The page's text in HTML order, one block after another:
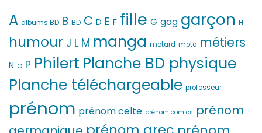
A albums BD B BD C D E F fille G gag garçon H
humour J L M manga motard moto métiers
N O P Philert Planche BD physique
Planche téléchargeable professeur
prénom prénom celte prénom comics prénom